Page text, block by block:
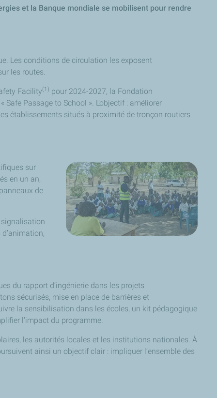
et la Banque mondiale se mobilisent pour rendre
Les conditions de circulation les exposent
les routes.
Facility(1) pour 2024-2027, la Fondation
Safe Passage to School ». L’objectif : améliorer
établissements situés à proximité de tronçon routiers
sur
en un an,
de
signalisation
du rapport d’ingénierie dans les projets
sécurisés, mise en place de barrières et
la sensibilisation dans les écoles, un kit pédagogique
l’impact du programme.
les autorités locales et les institutions nationales. À
ainsi un objectif clair : impliquer l’ensemble des